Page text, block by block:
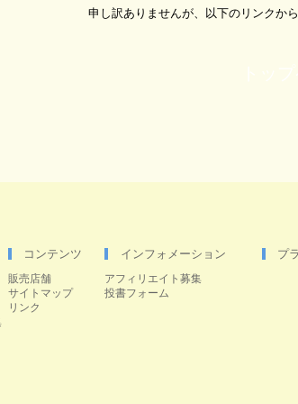
申し訳ありませんが、以下のリンクか
コンテンツ
販売店舗
サイトマップ
リンク
インフォメーション
アフィリエイト募集
投書フォーム
プ